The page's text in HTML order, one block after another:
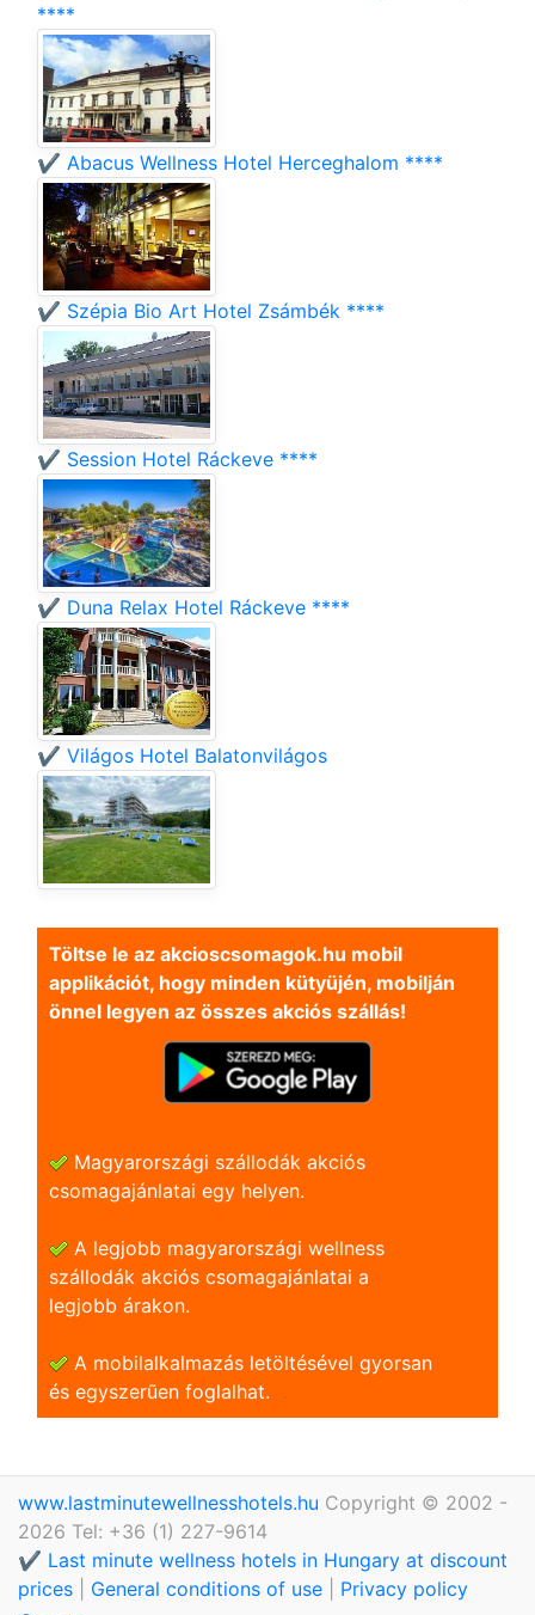
****
✔️ Abacus Wellness Hotel Herceghalom ****
✔️ Szépia Bio Art Hotel Zsámbék ****
✔️ Session Hotel Ráckeve ****
✔️ Duna Relax Hotel Ráckeve ****
✔️ Világos Hotel Balatonvilágos
Töltse le az akcioscsomagok.hu mobil
applikációt, hogy minden kütyüjén, mobilján
önnel legyen az összes akciós szállás!
Magyarországi szállodák akciós
csomagajánlatai egy helyen.
A legjobb magyarországi wellness
szállodák akciós csomagajánlatai a
legjobb árakon.
A mobilalkalmazás letöltésével gyorsan
és egyszerũen foglalhat.
www.lastminutewellnesshotels.hu Copyright © 2002 -
2026 Tel: +36 (1) 227-9614
✔️ Last minute wellness hotels in Hungary at discount
prices
General conditions of use Privacy policy